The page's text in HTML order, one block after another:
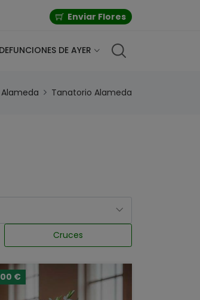
Enviar Flores
DEFUNCIONES DE AYER
Alameda Tanatorio Alameda
Cruces
€